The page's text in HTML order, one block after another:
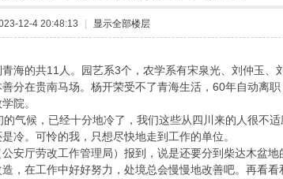
12-4 20:48:13 显示全部楼层
海的共11人。园艺系3个，农学系有宋泉光、刘仲玉
分在贵南马场。杨开荣受不了青海生活，60年自动离
院。
的气候，已经十分地冷了，我们这些从四川来的人很不
冷。可怜的我，只想尽快地走到工作的单位。
安厅劳改工作管理局）报到，说是还要分到柴达木盆
，在工作中好好努力，处境总会慢慢地改善吧。再看